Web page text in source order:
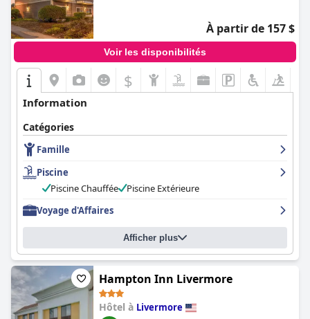
À partir de 157 $
Voir les disponibilités
$
Information
Catégories
Famille
Piscine
Piscine Chauffée
Piscine Extérieure
Voyage d'Affaires
Afficher plus
Hampton Inn Livermore
Hôtel à Livermore